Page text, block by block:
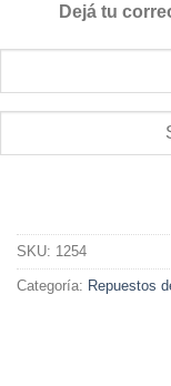
Dejá tu
SKU: 1254
Categoría: Repuestos